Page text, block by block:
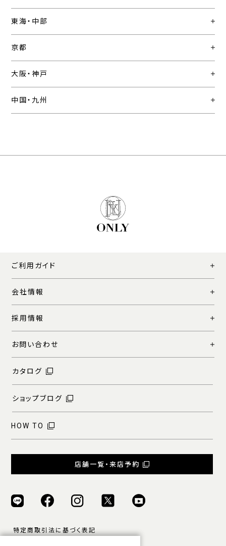
東海・中部
京都
大阪・神戸
中国・九州
ご利用ガイド
会社情報
採用情報
お問い合わせ
カタログ
ショップブログ
HOW TO
店舗一覧・来店予約
特定商取引法に基づく表記